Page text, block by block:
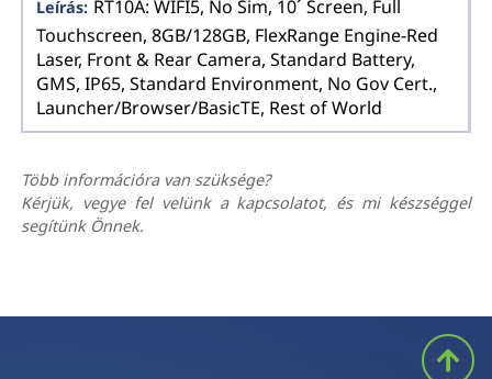
RT10A: WIFI5, No Sim, 10´ Screen, Full
Touchscreen, 8GB/128GB, FlexRange Engine-Red
Laser, Front & Rear Camera, Standard Battery,
GMS, IP65, Standard Environment, No Gov Cert.,
Launcher/Browser/BasicTE, Rest of World
Több információra van szüksége?
Kérjük, vegye fel velünk a kapcsolatot, és mi készséggel
segítünk Önnek.